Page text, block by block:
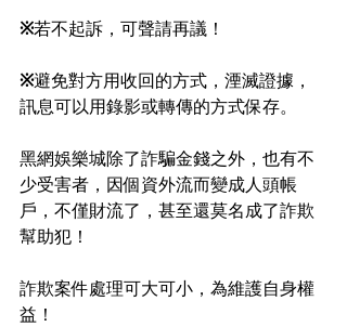
※若不起訴，可聲請再議！
※避免對方用收回的方式，湮滅證據，
訊息可以用錄影或轉傳的方式保存。
黑網娛樂城除了詐騙金錢之外，也有不
少受害者，因個資外流而變成人頭帳
戶，不僅財流了，甚至還莫名成了詐欺
幫助犯！
詐欺案件處理可大可小，為維護自身權
益！